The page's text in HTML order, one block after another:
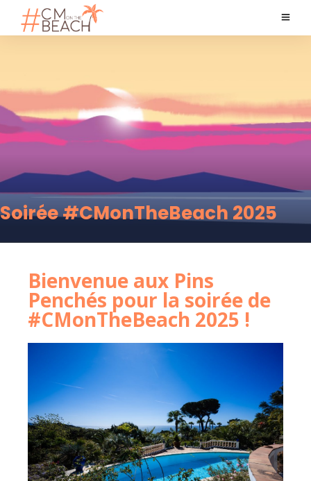
Soirée #CMonTheBeach 2025
Bienvenue aux Pins
Penchés pour la soirée de
#CMonTheBeach 2025 !